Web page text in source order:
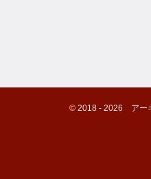
©️ 2018 - 2026 アー